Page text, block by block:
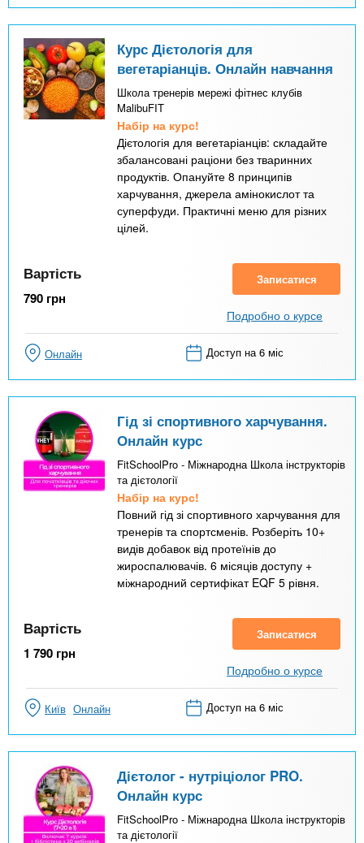
Курс Дієтологія для
вегетаріанців. Онлайн навчання
Школа тренерів мережі фітнес клубів
MalibuFIT
Набір на курс!
Дієтологія для вегетаріанців: складайте
збалансовані раціони без тваринних
продуктів. Опануйте 8 принципів
харчування, джерела амінокислот та
суперфуди. Практичні меню для різних
цілей.
Вартість
790 грн
Записатися
Подробно о курсе
Онлайн Доступ на 6 міс
Гід зі спортивного харчування.
Онлайн курс
FitSchoolPro - Міжнародна Школа інструкторів
та дієтології
Набір на курс!
Повний гід зі спортивного харчування для
тренерів та спортсменів. Розберіть 10+
видів добавок від протеїнів до
жироспалювачів. 6 місяців доступу +
міжнародний сертифікат EQF 5 рівня.
Вартість
1 790 грн
Записатися
Подробно о курсе
Київ Онлайн Доступ на 6 міс
Дієтолог - нутріціолог PRO.
Онлайн курс
FitSchoolPro - Міжнародна Школа інструкторів
та дієтології